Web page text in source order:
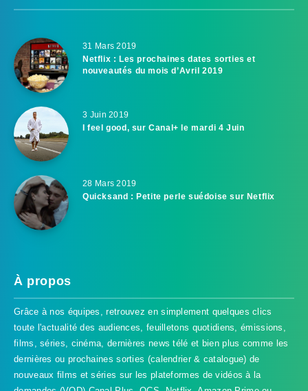
31 Mars 2019
Netflix : Les prochaines dates sorties et
nouveautés du mois d’Avril 2019
3 Juin 2019
I feel good, sur Canal+ le mardi 4 Juin
28 Mars 2019
Quicksand : Petite perle suédoise sur Netflix
À propos
Grâce à nos équipes, retrouvez en simplement quelques clics
toute l'actualité des audiences, feuilletons quotidiens, émissions,
films, séries, cinéma, dernières news télé et bien plus comme les
dernières ou prochaines sorties (calendrier & catalogue) de
nouveaux films et séries sur les plateformes de vidéos à la